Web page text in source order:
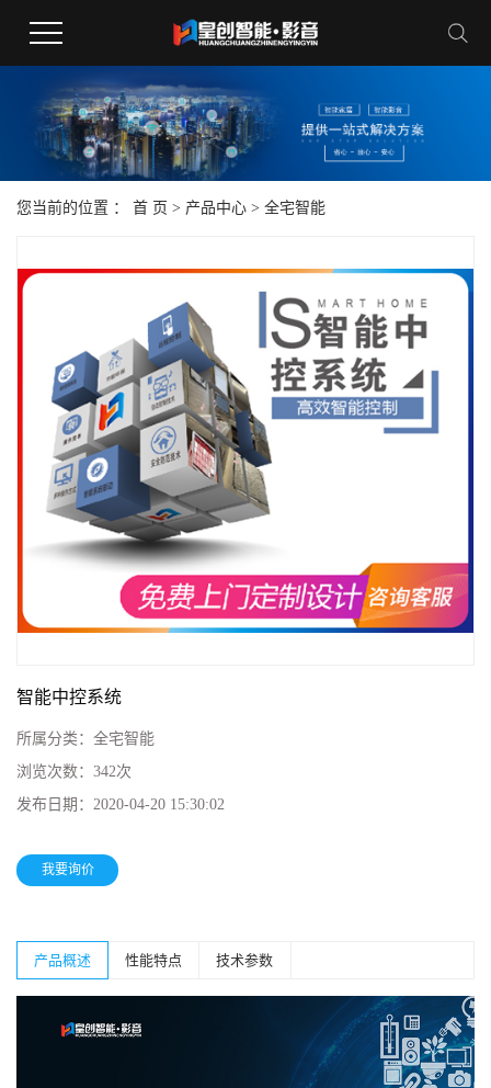
您当前的位置 ： 首 页 > 产品中心 > 全宅智能
智能中控系统
所属分类： 全宅智能
浏览次数： 342次
发布日期： 2020-04-20 15:30:02
我要询价
产品概述 性能特点 技术参数